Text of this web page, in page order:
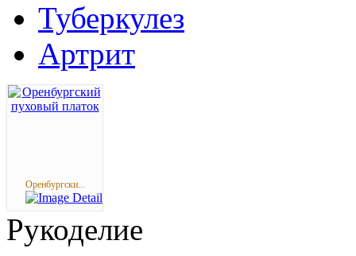
Туберкулез
Артрит
Оренбургски...
Рукоделие